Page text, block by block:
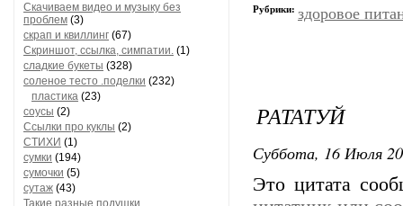
Скачиваем видео и музыку без
проблем (3)
скрап и квиллинг (67)
Скриншот, ссылка, симпатии. (1)
сладкие букеты (328)
соленое тесто .поделки (232)
пластика (23)
соусы (2)
Ссылки про куклы (2)
СТИХИ (1)
сумки (194)
сумочки (5)
сутаж (43)
Такие разные подушки
Рубрики: здоровое
РАТАТУЙ
Суббота, 16 Июля
Это цитата